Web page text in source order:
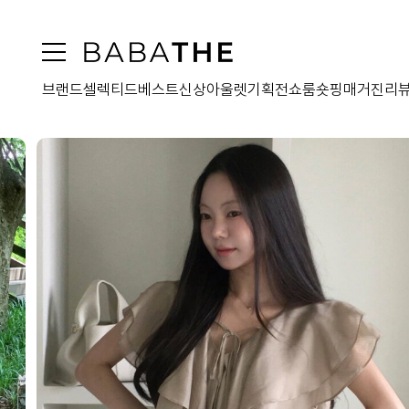
브랜드셀렉티드베스트신상아울렛기획전쇼룸숏핑 매거진 리